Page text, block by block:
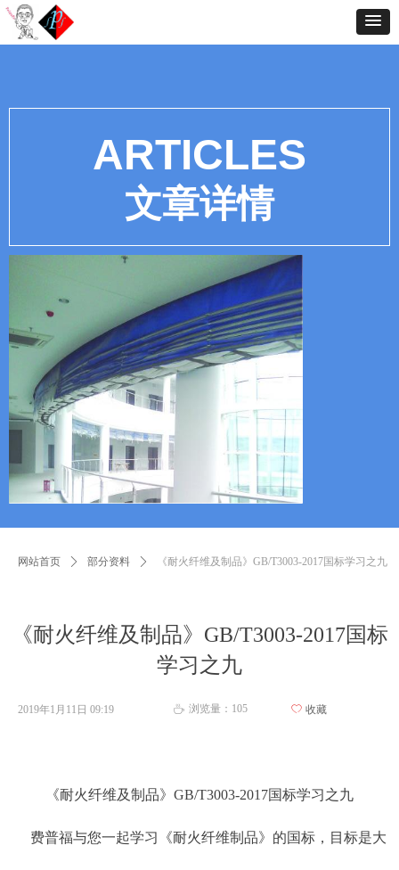
网站首页 ꄲ 部分资料 ꄲ 《耐火纤维及制品》GB/T3003-2017国标学习之九
ARTICLES
文章详情
《耐火纤维及制品》GB/T3003-2017国标
学习之九
2019年1月11日 09:19 ꄘ 浏览量： 105 ꄀ 收藏
《耐火纤维及制品》GB/T3003-2017国标学习之九
费普福与您一起学习《耐火纤维制品》的国标，目标是大